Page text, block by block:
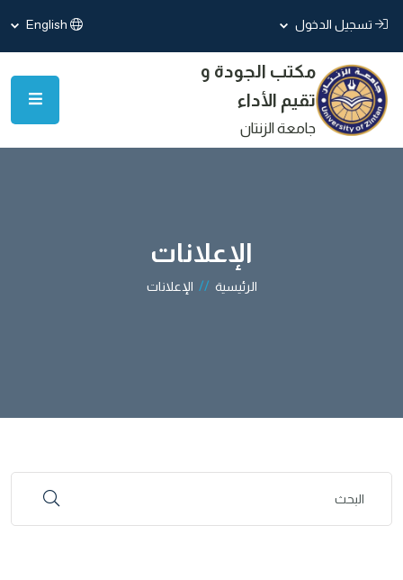
تسجيل الدخول English
مكتب الجودة و
تقيم الأداء
جامعة الزنتان
الإعلانات
الرئيسية // الإعلانات